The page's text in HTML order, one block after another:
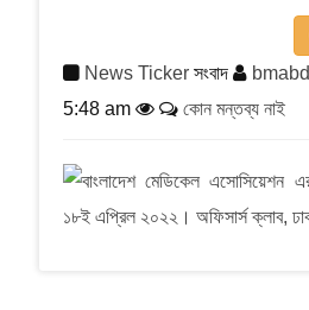
o
n
News Ticker সংবাদ bmabd
5:48 am
কোন মন্তব্য নাই